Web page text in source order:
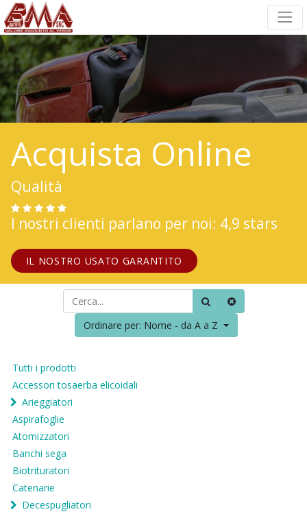
Acquista Online
Qualità
I nostri clienti parlano per noi: 4,9 stars
IL NOSTRO USATO GARANTITO
Ordinare per: Nome - da A a Z
Tutti i prodotti
Accessori tosaerba elicoidali
Arieggiatori
Aspirafoglie
Atomizzatori
Banchi sega
Biotrituratori
Catenarie
Decespugliatori